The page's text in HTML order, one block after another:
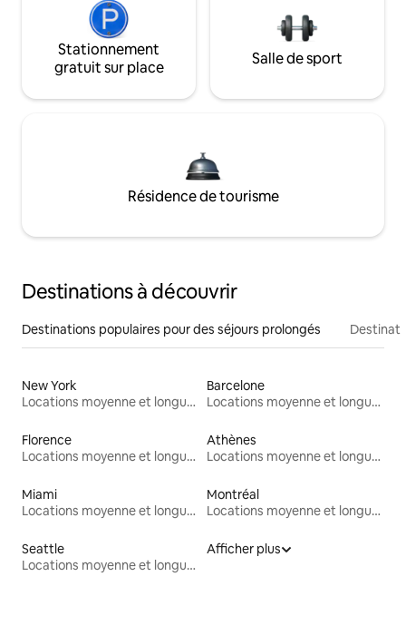
Stationnement
gratuit sur place
Salle de sport
Résidence de tourisme
Destinations à découvrir
Destinations populaires pour des séjours prolongés
New York
Locations moyenne et longue durée
Barcelone
Locations moyenne et longue durée
Florence
Locations moyenne et longue durée
Athènes
Locations moyenne et longue durée
Miami
Locations moyenne et longue durée
Montréal
Locations moyenne et longue durée
Seattle
Locations moyenne et longue durée
Afficher plus